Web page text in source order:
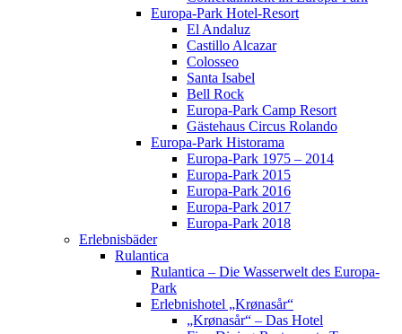
Europa-Park Hotel-Resort
El Andaluz
Castillo Alcazar
Colosseo
Santa Isabel
Bell Rock
Europa-Park Camp Resort
Gästehaus Circus Rolando
Europa-Park Historama
Europa-Park 1975 – 2014
Europa-Park 2015
Europa-Park 2016
Europa-Park 2017
Europa-Park 2018
Erlebnisbäder
Rulantica
Rulantica – Die Wasserwelt des Europa-
Park
Erlebnishotel „Krønasår“
„Krønasår“ – Das Hotel